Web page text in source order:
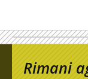
Rimani